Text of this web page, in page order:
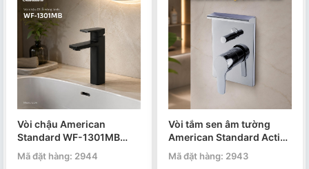
Vòi chậu American
Standard WF-1301MB
Acacia Evolution
Mã đặt hàng: 2944
Vòi tắm sen âm tường
American Standard Active
WF-3921
Mã đặt hàng: 2943